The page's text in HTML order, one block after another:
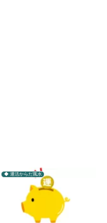
◆ 運活からだ風水